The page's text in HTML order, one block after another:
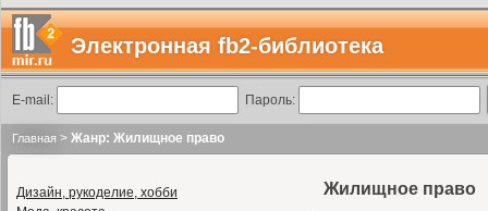
Электронная fb2-библиотека
E-mail: Пароль:
Главная > Жанр: Жилищное право
Дизайн, рукоделие, хобби
Жилищное право